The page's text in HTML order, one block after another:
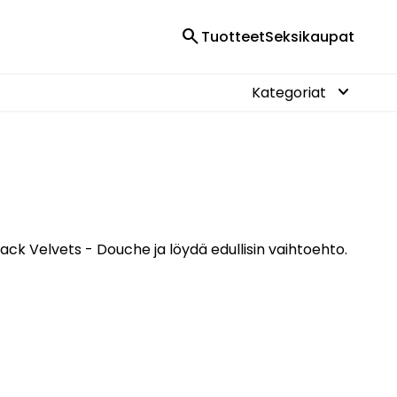
searchTuotteetSeksikaupat
Kategoriat keyboard_arrow_down
Velvets - Douche ja löydä edullisin vaihtoehto.